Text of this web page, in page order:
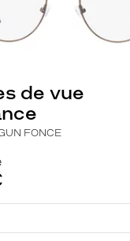
de vue
FONCE